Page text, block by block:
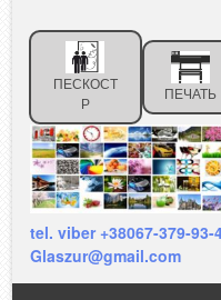
Контакты
Отзывы клиентов
ПЕСКОСТ
Р
ПЕЧАТЬ
tel. viber +38067-379-93-
Glaszur@gmail.com